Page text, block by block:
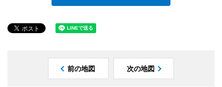
前の地図 次の地図